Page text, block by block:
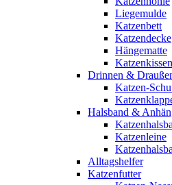
Liegemulde
Katzenbett
Katzendecke
Hängematte
Katzenkissen
Drinnen &
Katzen-
Halsband &
Katzenleine
Alltagshelfer
Katzenfutter